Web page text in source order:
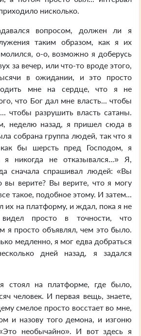
нисколько.
вопросом, должен ли я
таким образом, как я их
о-о, возможно я доберусь
за вечер, или что-то вроде этого,
в ожидании, и это просто
мне на сердце, что я не
что Бог дал мне власть... чтобы
чтобы разрушить власть сатаны.
неделю назад, я пришел сюда в
собрана группа людей, так что я
бы шерсть пред Господом, я
я никогда не отказывался...» Я,
сначала спрашивал людей: «Вы
вы верите? Вы верите, что я могу
такое, подобное этому. И затем...
их на платформу, и ждал, пока я не
просто в точности, что
я просто объявлял, чем это было.
медленно, я мог едва добраться
дней назад, я задался
стоял на платформе, где было,
человек. И первая вещь, знаете,
смелое просто восстает во мне,
и назову того демона, и изгоню
необычайно». И вот здесь я